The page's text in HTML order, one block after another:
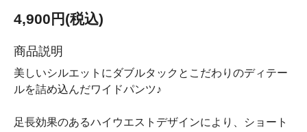
4,900円(税込)
商品説明
美しいシルエットにダブルタックとこだわりのディテー
ルを詰め込んだワイドパンツ♪
足長効果のあるハイウエストデザインにより、ショート